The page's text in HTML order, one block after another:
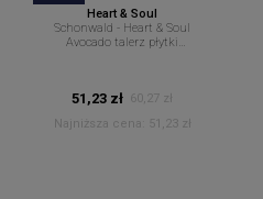
Heart & Soul
Schonwald - Heart & Soul
Avocado talerz płytki
51,23 zł 60,27 zł
Najniższa cena:
51,23 zł